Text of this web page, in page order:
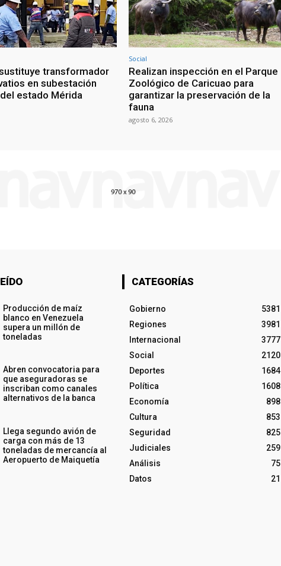
transformador
en subestación
estado Mérida
Social
Realizan inspección en el Parque
Zoológico de Caricuao para
garantizar la preservación de la
fauna
agosto 6, 2026
Producción de maíz
blanco en Venezuela
supera un millón de
toneladas
Abren convocatoria para
que aseguradoras se
inscriban como canales
alternativos de la banca
Llega segundo avión de
carga con más de 13
toneladas de mercancía al
Aeropuerto de Maiquetía
CATEGORÍAS
Gobierno
5381
Regiones
3981
Internacional
3777
Social
2120
Deportes
1684
Política
1608
Economía
898
Cultura
853
Seguridad
825
Judiciales
259
Análisis
75
Datos
21